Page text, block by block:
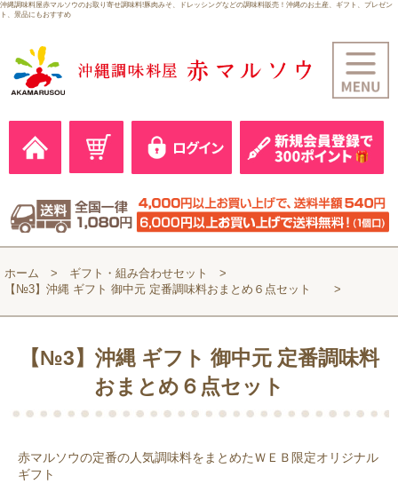
沖縄調味料屋赤マルソウのお取り寄せ調味料!豚肉みそ、ドレッシングなどの調味料販売！沖縄のお土産、ギフト、プレゼン
ト、景品にもおすすめ
ホーム
ギフト・組み合わせセット
【№3】沖縄 ギフト 御中元 定番調味料おまとめ６点セット
【№3】沖縄 ギフト 御中元 定番調味料
おまとめ６点セット
赤マルソウの定番の人気調味料をまとめたＷＥＢ限定オリジナル
ギフト